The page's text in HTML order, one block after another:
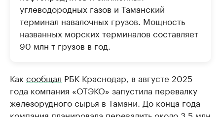
углеводородных газов и Таманский
терминал навалочных грузов. Мощность
названных морских терминалов составляет
90 млн т грузов в год.
Как сообщал РБК Краснодар, в августе 2025
года компания «ОТЭКО» запустила перевалку
железорудного сырья в Тамани. До конца года